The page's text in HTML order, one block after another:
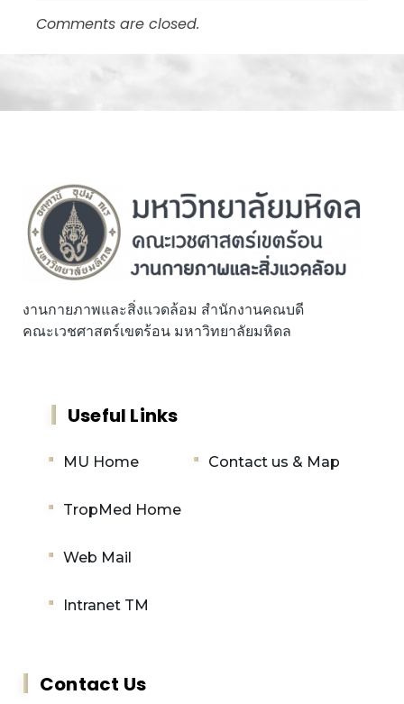
Comments are closed.
งานกายภาพและสิ่งแวดล้อม สำนักงานคณบดี
คณะเวชศาสตร์เขตร้อน มหาวิทยาลัยมหิดล
Useful Links
MU Home
TropMed Home
Web Mail
Intranet TM
Contact us & Map
Contact Us